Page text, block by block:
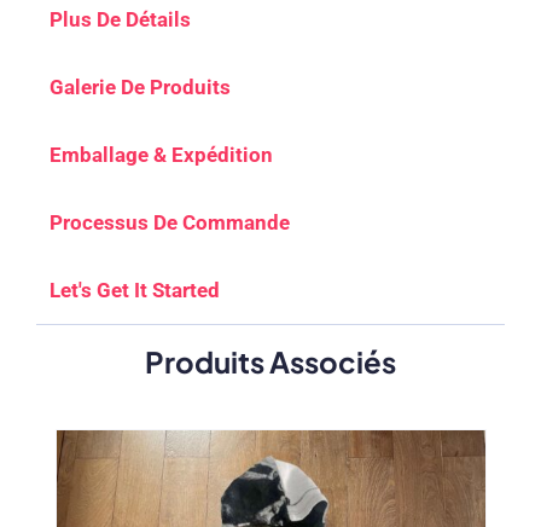
Plus De Détails
Galerie De Produits
Emballage & Expédition
Processus De Commande
Let's Get It Started
Produits Associés